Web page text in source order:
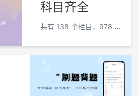
科目齐全
共有 138 个栏目，978 个科目